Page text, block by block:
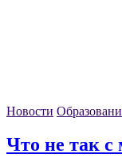
Новости
Что не так с